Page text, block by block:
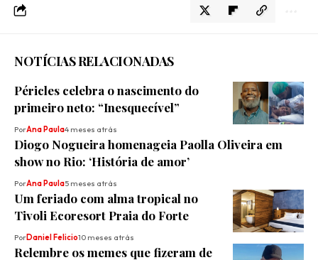
NOTÍCIAS RELACIONADAS
Péricles celebra o nascimento do
primeiro neto: “Inesquecível”
PorAna Paula4 meses atrás
Diogo Nogueira homenageia Paolla Oliveira em
show no Rio: ‘História de amor’
PorAna Paula5 meses atrás
Um feriado com alma tropical no
Tivoli Ecoresort Praia do Forte
PorDaniel Felicio10 meses atrás
Relembre os memes que fizeram de